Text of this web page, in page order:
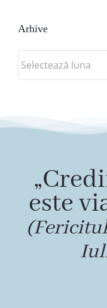
Arhive
Arhive
este